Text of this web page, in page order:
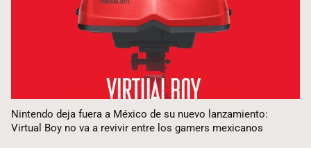
Nintendo deja fuera a México de su nuevo lanzamiento:
Virtual Boy no va a revivir entre los gamers mexicanos